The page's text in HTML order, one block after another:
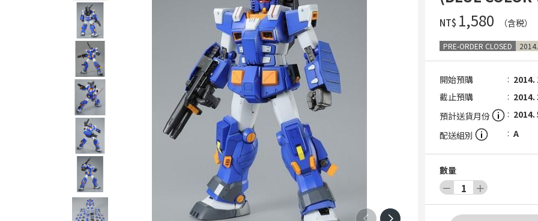
NT$ ‌1,580 （含税）
PRE-ORDER CLOSED
開始預購
2014.
截止預購
2014.
預計送貨月份
2014.
配送組別
A
數量
－ 1 ＋